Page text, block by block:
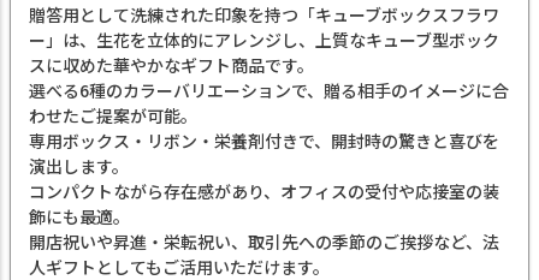
贈答用として洗練された印象を持つ「キューブボックスフラワ
ー」は、生花を立体的にアレンジし、上質なキューブ型ボック
スに収めた華やかなギフト商品です。
選べる6種のカラーバリエーションで、贈る相手のイメージに合
わせたご提案が可能。
専用ボックス・リボン・栄養剤付きで、開封時の驚きと喜びを
演出します。
コンパクトながら存在感があり、オフィスの受付や応接室の装
飾にも最適。
開店祝いや昇進・栄転祝い、取引先への季節のご挨拶など、法
人ギフトとしてもご活用いただけます。